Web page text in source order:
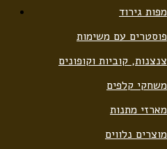
מפות גירוד
פוסטרים עם משימות
צנצנות, קוביות וקופונים
משחקי קלפים
מארזי מתנות
מוצרים נלווים